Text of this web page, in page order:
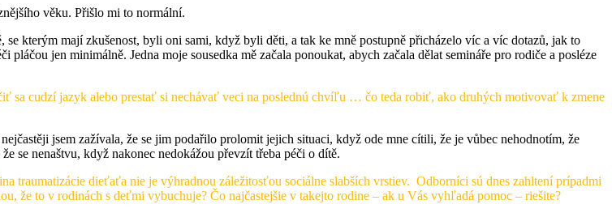
věku. Přišlo mi to normální.
kterým mají zkušenost, byli oni sami, když byli děti, a tak ke mně postupně přicházelo víc a víc dotazů, jak to
jen minimálně. Jedna moje sousedka mě začala ponoukat, abych začala dělat semináře pro rodiče a posléze
sa cudzí jazyk alebo prestať si nechávať veci na poslednú chvíľu … čo teda robiť, ako druhých motivovať k zmene
jsem zažívala, že se jim podařilo prolomit jejich situaci, když ode mne cítili, že je vůbec nehodnotím, že
se nenaštvu, když nakonec nedokážou převzít třeba péči o dítě.
traumatizácie dieťaťa nie je výhradnou záležitosťou sociálne slabších vrstiev. Odborníci sú dnes zahltení prípadmi
že to v rodinách s deťmi vybuchuje? Čo najčastejšie v takejto rodine – ak u Vás vyhľadá pomoc – riešite?